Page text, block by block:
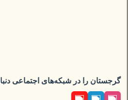
گرجستان را در شبکه‌های اجتماعی